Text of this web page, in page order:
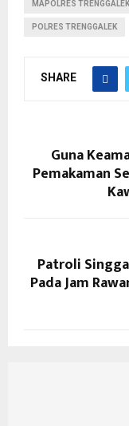
MAPOLRES TRENGGALEK
POLRES TRENGGALEK
SHARE
Guna
Pemakaman
Patroli
Pada Jam